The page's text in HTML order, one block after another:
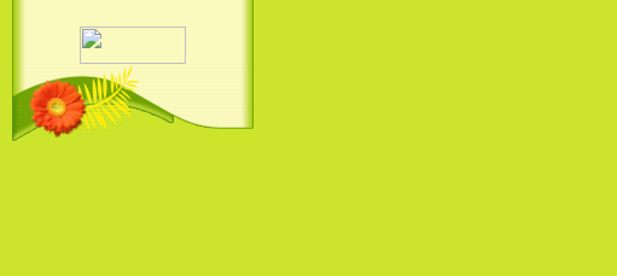
Шрек: Караоке-вечеринка
Шрека на болоте / Shrek in the
Swamp Karaoke Dance Party
Рио - Саундтрек / Rio - Soundtrack